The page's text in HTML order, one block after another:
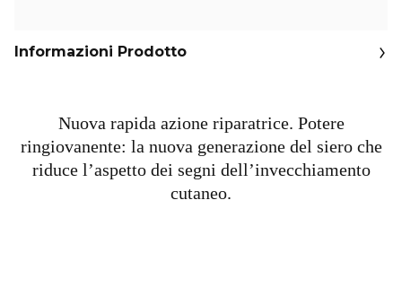
Informazioni Prodotto
Nuova rapida azione riparatrice. Potere
ringiovanente: la nuova generazione del siero che
riduce l’aspetto dei segni dell’invecchiamento
cutaneo.